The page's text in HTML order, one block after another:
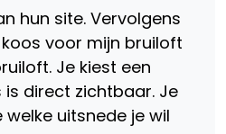
hun site. Vervolgens
voor mijn bruiloft
Je kiest een
direct zichtbaar. Je
uitsnede je wil